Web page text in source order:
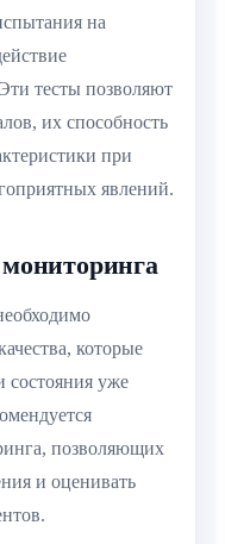
на
тесты позволяют
их способность
при
явлений.
которые
состояния уже
позволяющих
и оценивать